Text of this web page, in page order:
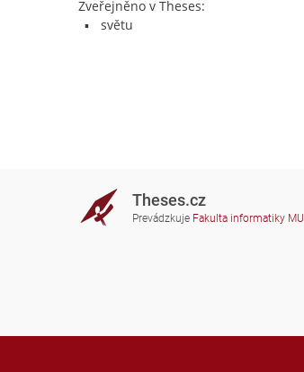
Zveřejněno v Theses:
světu
Theses.cz
Prevádzkuje Fakulta informatiky MU